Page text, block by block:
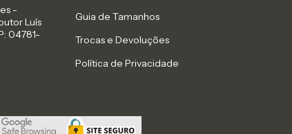
-
Luís
04781-
Guia de Tamanhos
Trocas e Devoluções
Política de Privacidade